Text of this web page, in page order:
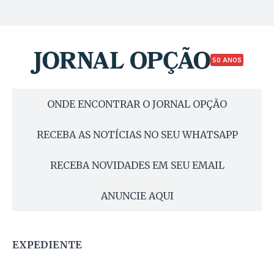
50 ANOS
ONDE ENCONTRAR O JORNAL OPÇÃO
RECEBA AS NOTÍCIAS NO SEU WHATSAPP
RECEBA NOVIDADES EM SEU EMAIL
ANUNCIE AQUI
EXPEDIENTE